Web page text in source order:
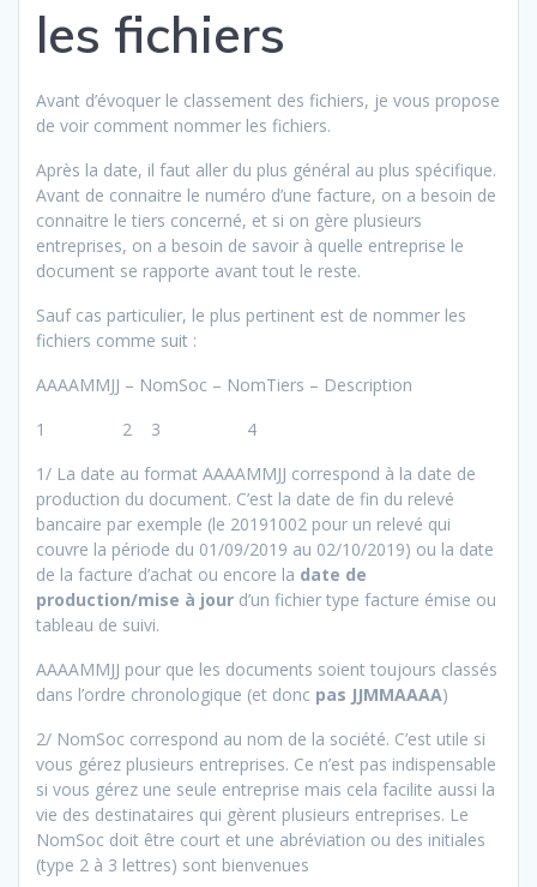
les fichiers
Avant d’évoquer le classement des fichiers, je vous propose
de voir comment nommer les fichiers.
Après la date, il faut aller du plus général au plus spécifique.
Avant de connaitre le numéro d’une facture, on a besoin de
connaitre le tiers concerné, et si on gère plusieurs
entreprises, on a besoin de savoir à quelle entreprise le
document se rapporte avant tout le reste.
Sauf cas particulier, le plus pertinent est de nommer les
fichiers comme suit :
AAAAMMJJ – NomSoc – NomTiers – Description
1 2 3 4
1/ La date au format AAAAMMJJ correspond à la date de
production du document. C’est la date de fin du relevé
bancaire par exemple (le 20191002 pour un relevé qui
couvre la période du 01/09/2019 au 02/10/2019) ou la date
de la facture d’achat ou encore la date de
production/mise à jour d’un fichier type facture émise ou
tableau de suivi.
AAAAMMJJ pour que les documents soient toujours classés
dans l’ordre chronologique (et donc pas JJMMAAAA)
2/ NomSoc correspond au nom de la société. C’est utile si
vous gérez plusieurs entreprises. Ce n’est pas indispensable
si vous gérez une seule entreprise mais cela facilite aussi la
vie des destinataires qui gèrent plusieurs entreprises. Le
NomSoc doit être court et une abréviation ou des initiales
(type 2 à 3 lettres) sont bienvenues